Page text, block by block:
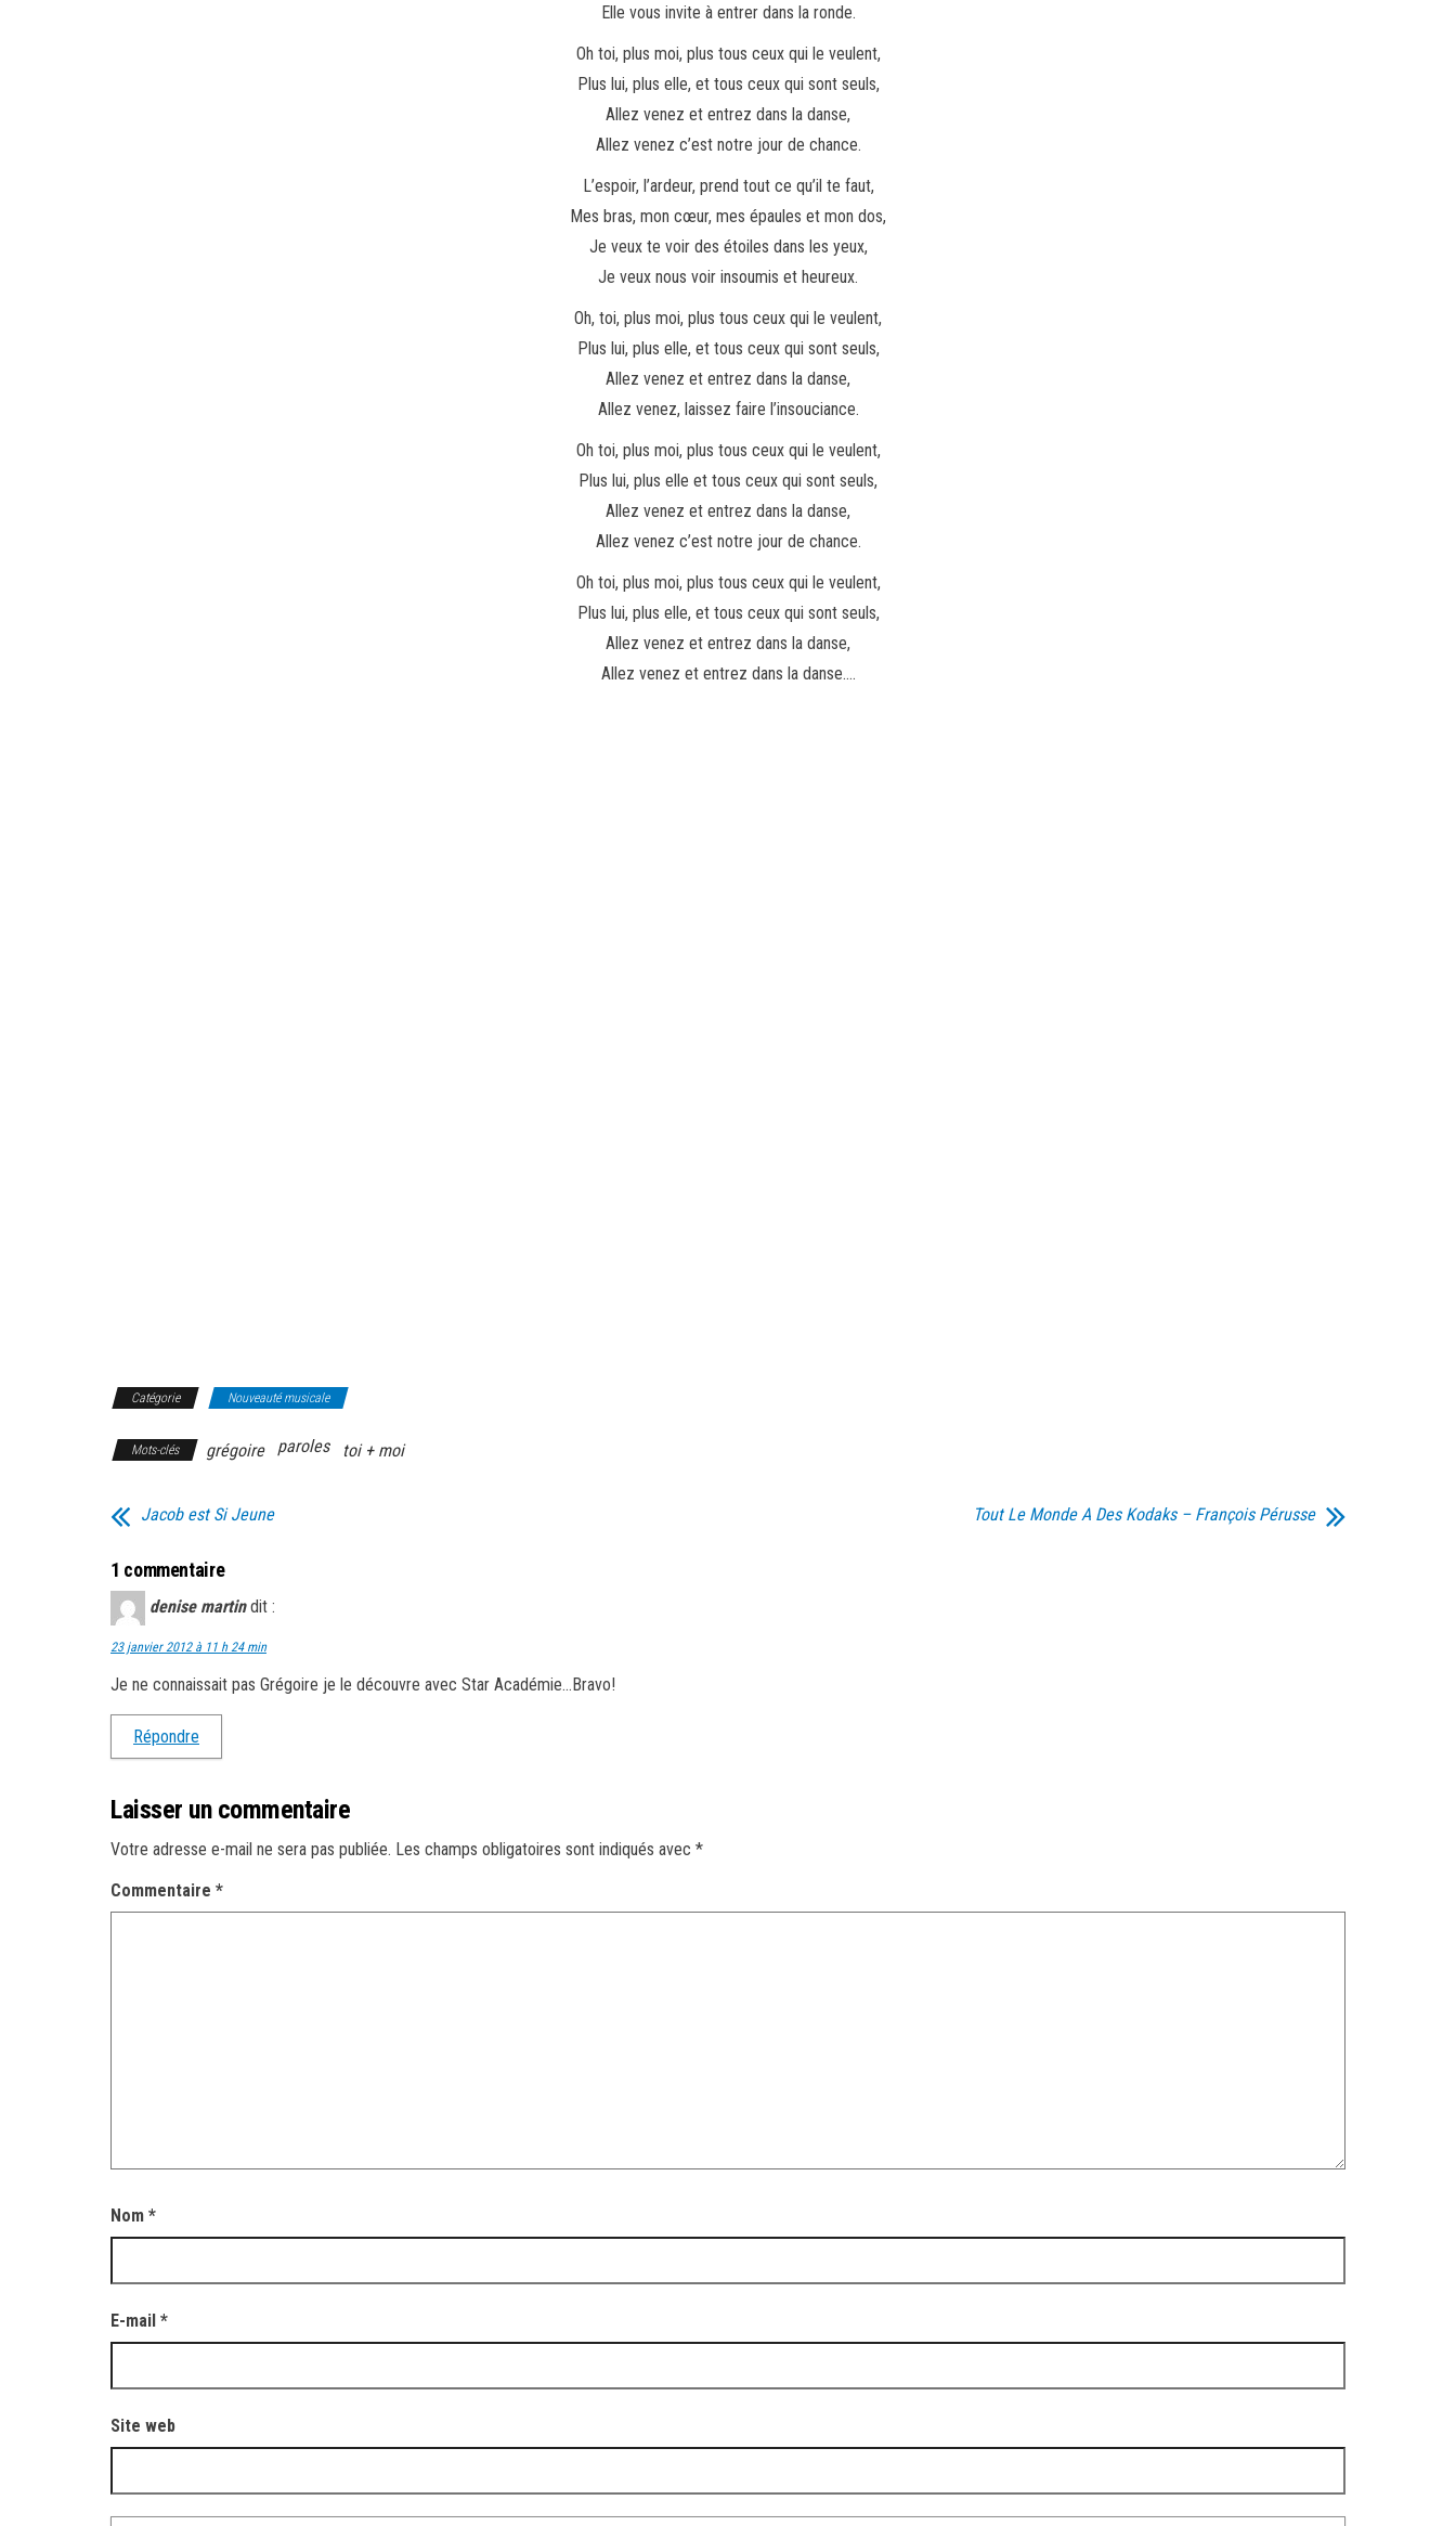
Elle vous invite à entrer dans la ronde.
Oh toi, plus moi, plus tous ceux qui le veulent,
Plus lui, plus elle, et tous ceux qui sont seuls,
Allez venez et entrez dans la danse,
Allez venez c’est notre jour de chance.
L’espoir, l’ardeur, prend tout ce qu’il te faut,
Mes bras, mon cœur, mes épaules et mon dos,
Je veux te voir des étoiles dans les yeux,
Je veux nous voir insoumis et heureux.
Oh, toi, plus moi, plus tous ceux qui le veulent,
Plus lui, plus elle, et tous ceux qui sont seuls,
Allez venez et entrez dans la danse,
Allez venez, laissez faire l’insouciance.
Oh toi, plus moi, plus tous ceux qui le veulent,
Plus lui, plus elle et tous ceux qui sont seuls,
Allez venez et entrez dans la danse,
Allez venez c’est notre jour de chance.
Oh toi, plus moi, plus tous ceux qui le veulent,
Plus lui, plus elle, et tous ceux qui sont seuls,
Allez venez et entrez dans la danse,
Allez venez et entrez dans la danse….
Catégorie Nouveauté musicale
Mots-clés grégoire paroles toi + moi
Jacob est Si Jeune Tout Le Monde A Des Kodaks – François Pérusse
1 commentaire
denise martin dit :
23 janvier 2012 à 11 h 24 min
Je ne connaissait pas Grégoire je le découvre avec Star Académie…Bravo!
Répondre
Laisser un commentaire
Votre adresse e-mail ne sera pas publiée. Les champs obligatoires sont indiqués avec *
Commentaire *
Nom *
E-mail *
Site web